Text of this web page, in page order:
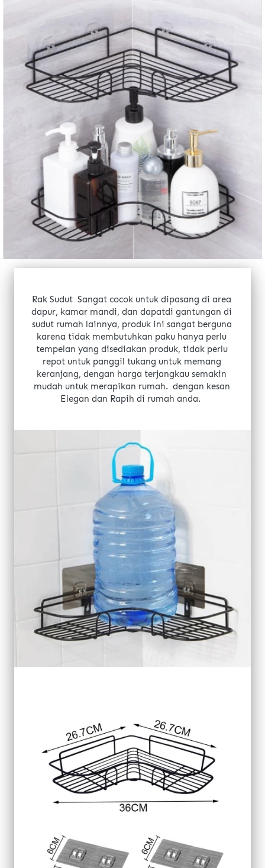
Rak Sudut  Sangat cocok untuk dipasang di area
dapur, kamar mandi, dan dapatdi gantungan di
sudut rumah lainnya, produk ini sangat berguna
karena tidak membutuhkan paku hanya perlu
tempelan yang disediakan produk, tidak perlu
repot untuk panggil tukang untuk memang
keranjang, dengan harga terjangkau semakin
mudah untuk merapikan rumah. dengan kesan
Elegan dan Rapih di rumah anda.